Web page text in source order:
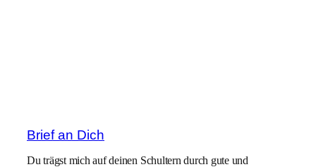
Brief an Dich
Du trägst mich auf deinen Schultern durch gute und